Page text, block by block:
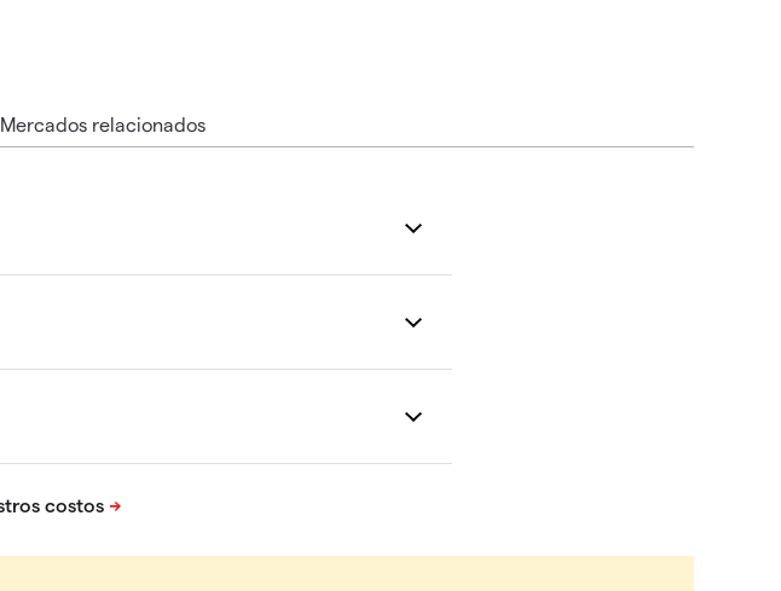
Mercados relacionados